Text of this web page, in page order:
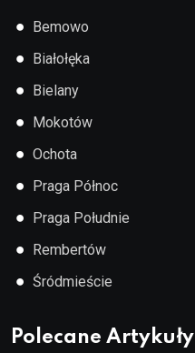
● Bemowo
● Białołęka
● Bielany
● Mokotów
● Ochota
● Praga Północ
● Praga Południe
● Rembertów
● Śródmieście
Polecane Artykuły